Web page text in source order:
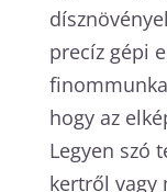
precíz gépi
hogy az
Legyen szó
kertről vagy